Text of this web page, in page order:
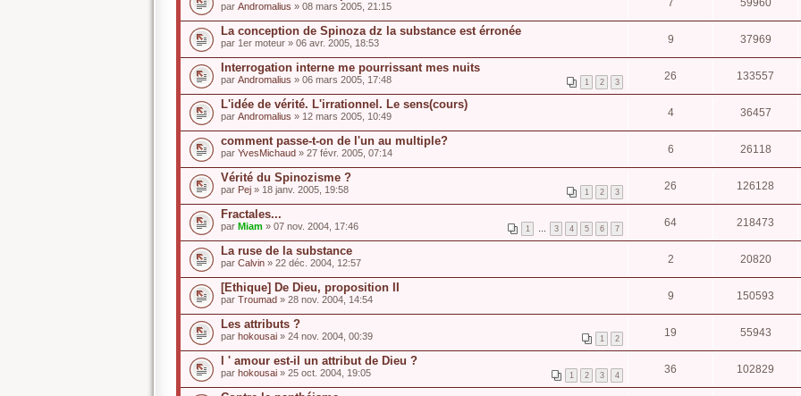
par Andromalius » 08 mars 2005, 21:15 7 59960
La conception de Spinoza dz la substance est érronée
par 1er moteur » 06 avr. 2005, 18:53 9 37969
Interrogation interne me pourrissant mes nuits
1 2 3
par Andromalius » 06 mars 2005, 17:48 26 133557
L'idée de vérité. L'irrationnel. Le sens(cours)
par Andromalius » 12 mars 2005, 10:49 4 36457
comment passe-t-on de l'un au multiple?
par YvesMichaud » 27 févr. 2005, 07:14 6 26118
Vérité du Spinozisme ?
1 2 3
par Pej » 18 janv. 2005, 19:58 26 126128
Fractales...
1 … 3 4 5 6 7
par Miam » 07 nov. 2004, 17:46 64 218473
La ruse de la substance
par Calvin » 22 déc. 2004, 12:57 2 20820
[Ethique] De Dieu, proposition II
par Troumad » 28 nov. 2004, 14:54 9 150593
Les attributs ?
1 2
par hokousai » 24 nov. 2004, 00:39 19 55943
l ' amour est-il un attribut de Dieu ?
1 2 3 4
par hokousai » 25 oct. 2004, 19:05 36 102829